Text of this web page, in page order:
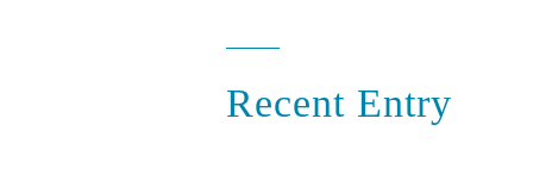
Recent Entry